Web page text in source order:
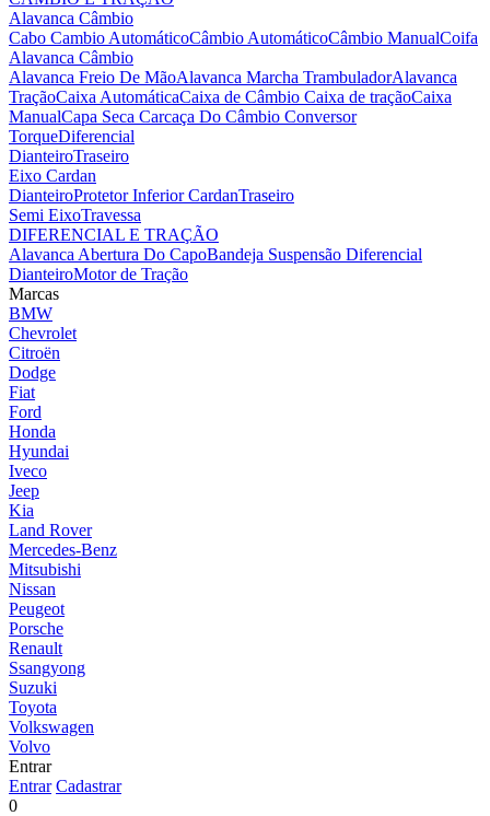
Alavanca Câmbio
Cabo Cambio AutomáticoCâmbio AutomáticoCâmbio ManualCoifa
Alavanca Câmbio
Alavanca Freio De MãoAlavanca Marcha TrambuladorAlavanca
TraçãoCaixa AutomáticaCaixa de Câmbio Caixa de traçãoCaixa
ManualCapa Seca Carcaça Do Câmbio Conversor
TorqueDiferencial
DianteiroTraseiro
Eixo Cardan
DianteiroProtetor Inferior CardanTraseiro
Semi EixoTravessa
DIFERENCIAL E TRAÇÃO
Alavanca Abertura Do CapoBandeja Suspensão Diferencial
DianteiroMotor de Tração
Marcas
BMW
Chevrolet
Citroën
Dodge
Fiat
Ford
Honda
Hyundai
Iveco
Jeep
Kia
Land Rover
Mercedes-Benz
Mitsubishi
Nissan
Peugeot
Porsche
Renault
Ssangyong
Suzuki
Toyota
Volkswagen
Volvo
Entrar
Entrar Cadastrar
0